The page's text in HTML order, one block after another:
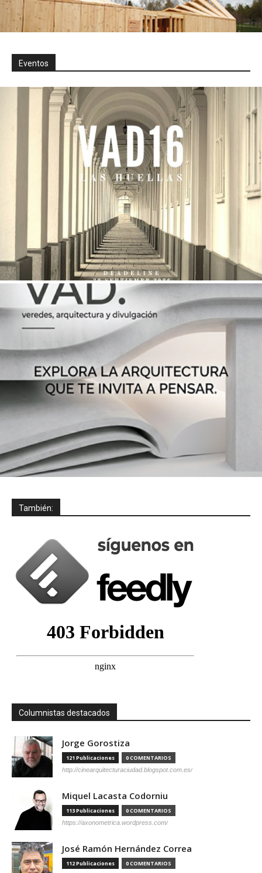
Eventos
También:
Columnistas destacados
Jorge Gorostiza
121 Publicaciones 0 COMENTARIOS
http://cinearquitecturaciudad.blogspot.com.es/
Miquel Lacasta Codorniu
113 Publicaciones 0 COMENTARIOS
https://axonometrica.wordpress.com/
José Ramón Hernández Correa
112 Publicaciones 0 COMENTARIOS